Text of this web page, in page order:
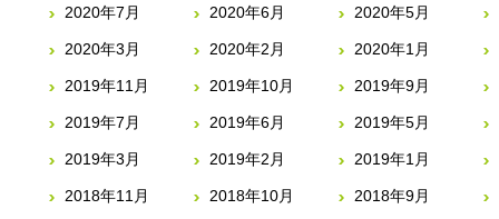
2020年7月 2020年6月 2020年5月
2020年3月 2020年2月 2020年1月
2019年11月 2019年10月 2019年9月
2019年7月 2019年6月 2019年5月
2019年3月 2019年2月 2019年1月
2018年11月 2018年10月 2018年9月